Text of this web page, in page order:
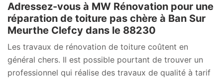
Adressez-vous à MW Rénovation pour une
réparation de toiture pas chère à Ban Sur
Meurthe Clefcy dans le 88230
Les travaux de rénovation de toiture coûtent en
général chers. Il est possible pourtant de trouver un
professionnel qui réalise des travaux de qualité à tarif